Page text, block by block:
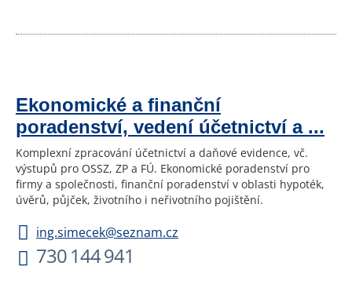
Ekonomické a finanční
poradenství, vedení účetnictví a ...
Komplexní zpracování účetnictví a daňové evidence, vč.
výstupů pro OSSZ, ZP a FÚ. Ekonomické poradenství pro
firmy a společnosti, finanční poradenství v oblasti hypoték,
úvěrů, půjček, životního i neřivotního pojištění.
ing.simecek@seznam.cz
730 144 941